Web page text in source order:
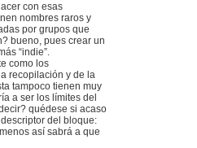
con esas
nombres raros y
por grupos que
bueno, pues crear un
“indie”.
como los
recopilación y de la
tampoco tienen muy
a ser los límites del
quédese si acaso
del bloque:
así sabrá a que